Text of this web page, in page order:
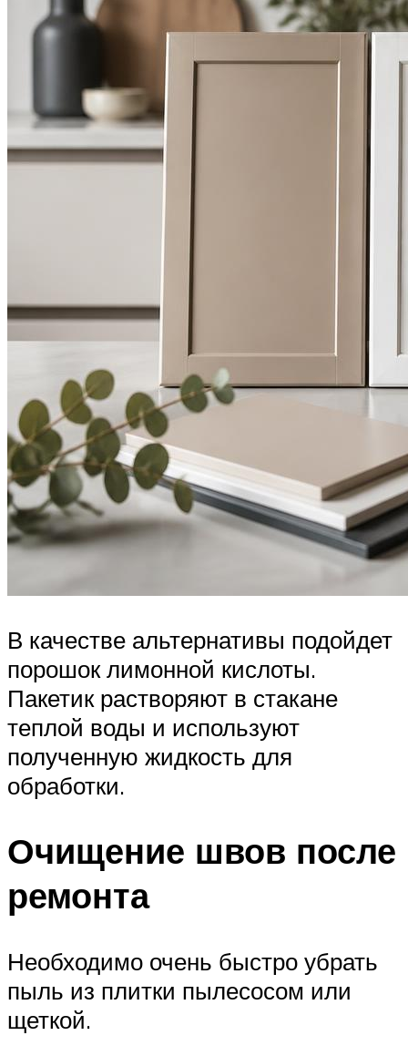
В качестве альтернативы подойдет
порошок лимонной кислоты.
Пакетик растворяют в стакане
теплой воды и используют
полученную жидкость для
обработки.
Очищение швов после
ремонта
Необходимо очень быстро убрать
пыль из плитки пылесосом или
щеткой.